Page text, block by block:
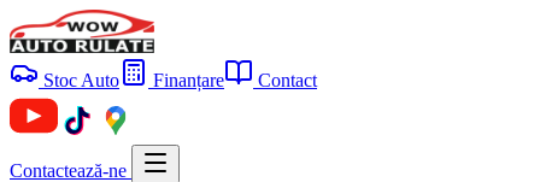
Stoc Auto Finanțare Contact
Contactează-ne